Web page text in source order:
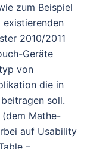
zum Beispiel
2010/2011
Geräte
von
die in
soll.
Mathe-
auf Usability
–